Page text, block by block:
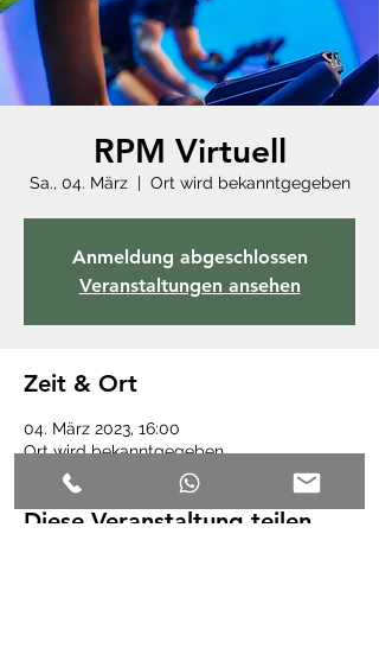
RPM Virtuell
Sa., 04. März
  |
Ort wird bekanntgegeben
Anmeldung abgeschlossen
Veranstaltungen ansehen
Zeit & Ort
04. März 2023, 16:00
Ort wird bekanntgegeben
Diese Veranstaltung teilen